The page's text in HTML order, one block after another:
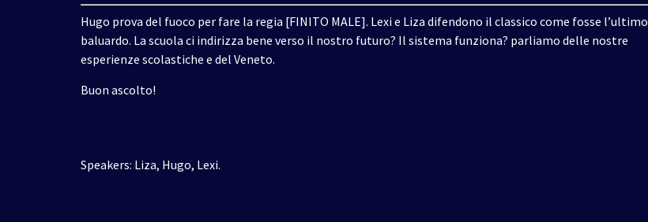
Hugo prova del fuoco per fare la regia [FINITO MALE]. Lexi e Liza difendono il classico come fosse l’ultimo
baluardo. La scuola ci indirizza bene verso il nostro futuro? Il sistema funziona? parliamo delle nostre
esperienze scolastiche e del Veneto.
Buon ascolto!
Speakers: Liza, Hugo, Lexi.